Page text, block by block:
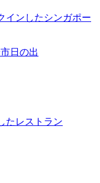
インしたシンガポー
日の出
たレストラン